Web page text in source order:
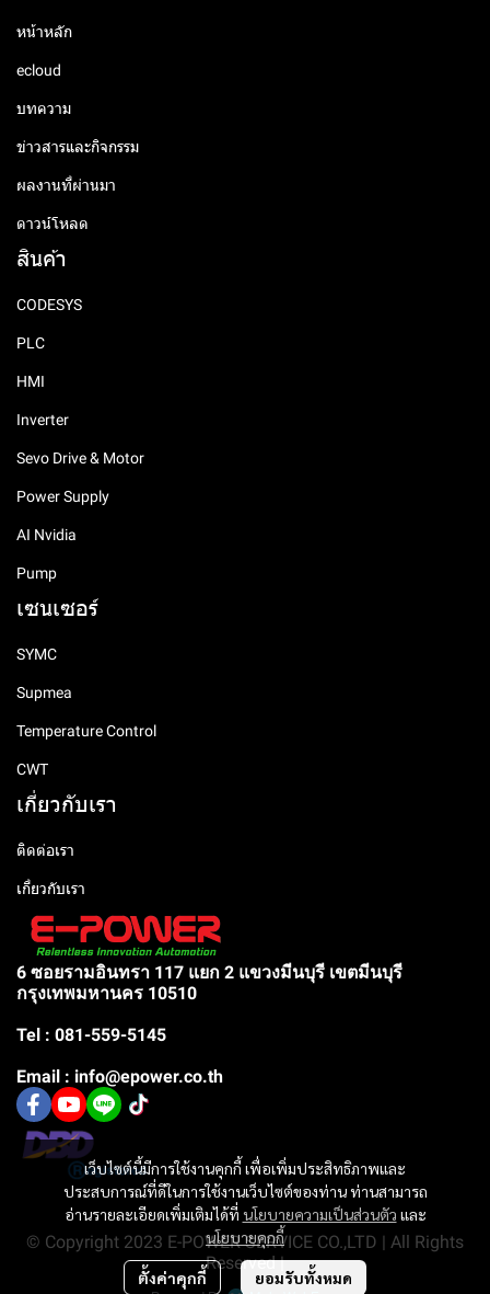
เว็บไซต์นี้มีการใช้งานคุกกี้ เพื่อเพิ่มประสิทธิภาพและ
ประสบการณ์ที่ดีในการใช้งานเว็บไซต์ของท่าน ท่านสามารถ
อ่านรายละเอียดเพิ่มเติมได้ที่ นโยบายความเป็นส่วนตัว และ
นโยบายคุกกี้
ตั้งค่าคุกกี้ ยอมรับทั้งหมด
หน้าหลัก
ecloud
บทความ
ข่าวสารและกิจกรรม
ผลงานที่ผ่านมา
ดาวน์โหลด
สินค้า
CODESYS
PLC
HMI
Inverter
Sevo Drive & Motor
Power Supply
AI Nvidia
Pump
เซนเซอร์
SYMC
Supmea
Temperature Control
CWT
เกี่ยวกับเรา
ติดต่อเรา
เกี่ยวกับเรา
6 ซอยรามอินทรา 117 แยก 2 แขวงมีนบุรี เขตมีนบุรี
กรุงเทพมหานคร 10510
Tel : 081-559-5145
Email : info@epower.co.th
© Copyright 2023 E-POWER SERVICE CO.,LTD | All Rights
Reserved |